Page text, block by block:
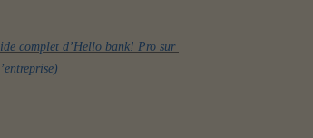
complet d’Hello bank! Pro sur